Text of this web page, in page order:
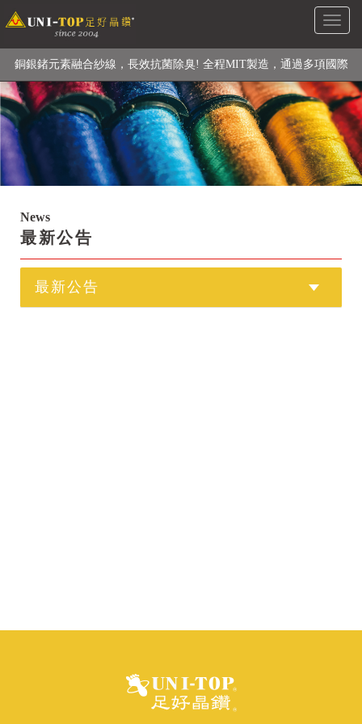
Toggle
級高性能纖維素材), 機能貼身衣物No. 1
銅銀鍺元素融合紗線，長效抗菌除臭! 全程MIT製造，通過多項國際
檢驗
【快來點我】H型銅銀纖維長效PP能量護膝! 支撐. 包覆感. 超透氣.
循環好
News
最新公告
最新公告